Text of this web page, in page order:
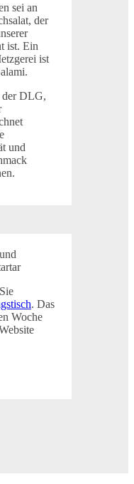
sei an
der
ist. Ein
ist
der DLG,
und
. Das
Woche